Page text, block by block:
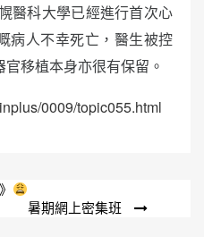
醫科大學已經進行首次心
病人不幸死亡，醫生被控
移植本身亦很有保留。
0009/topic055.html
暑期網上密集班